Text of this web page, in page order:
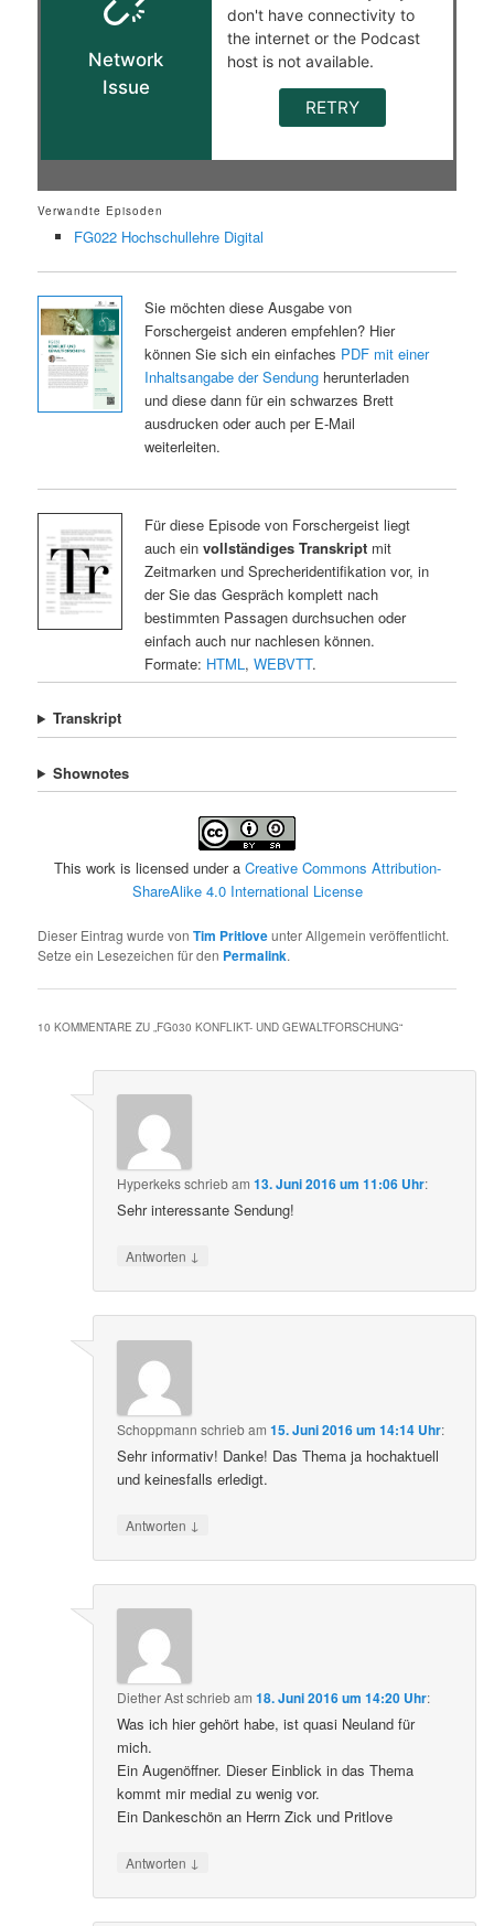
Verwandte Episoden
FG022 Hochschullehre Digital
Sie möchten diese Ausgabe von
Forschergeist anderen empfehlen? Hier
können Sie sich ein einfaches PDF mit einer
Inhaltsangabe der Sendungherunterladen
und diese dann für ein schwarzes Brett
ausdrucken oder auch per E-Mail
weiterleiten.
Für diese Episode von Forschergeist liegt
auch ein vollständiges Transkriptmit
Zeitmarken und Sprecheridentifikation vor, in
der Sie das Gespräch komplett nach
bestimmten Passagen durchsuchen oder
einfach auch nur nachlesen können.
Formate: HTML , WEBVTT.
Transkript
Shownotes
This work is licensed under a Creative Commons Attribution-
ShareAlike 4.0 International License
Dieser Eintrag wurde vonTim Pritloveunter Allgemein veröffentlicht.
Setze ein Lesezeichen für den Permalink.
10 KOMMENTARE ZU „FG030 KONFLIKT- UND GEWALTFORSCHUNG“
Hyperkeksschriebam13. Juni 2016 um 11:06 Uhr:
Sehr interessante Sendung!
Antworten ↓
Schoppmann schriebam15. Juni 2016 um 14:14 Uhr:
Sehr informativ! Danke! Das Thema ja hochaktuell
und keinesfalls erledigt.
Antworten ↓
Diether Astschriebam18. Juni 2016 um 14:20 Uhr:
Was ich hier gehört habe, ist quasi Neuland für
mich.
Ein Augenöffner. Dieser Einblick in das Thema
kommt mir medial zu wenig vor.
Ein Dankeschön an Herrn Zick und Pritlove
Antworten ↓